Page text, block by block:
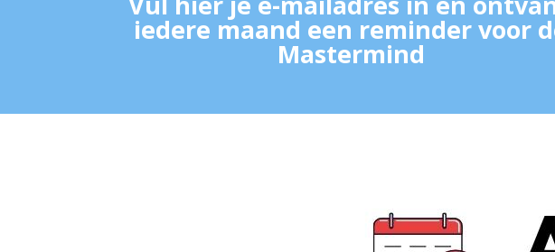
iedere maand een reminder voor
Mastermind